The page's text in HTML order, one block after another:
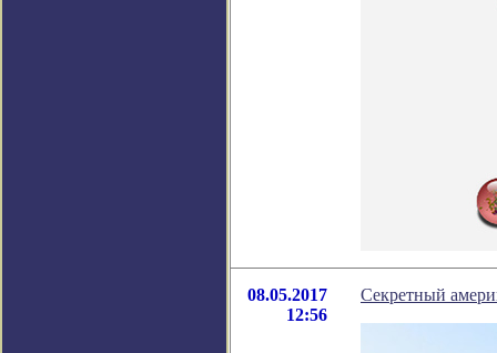
08.05.2017
12:56
Секретный